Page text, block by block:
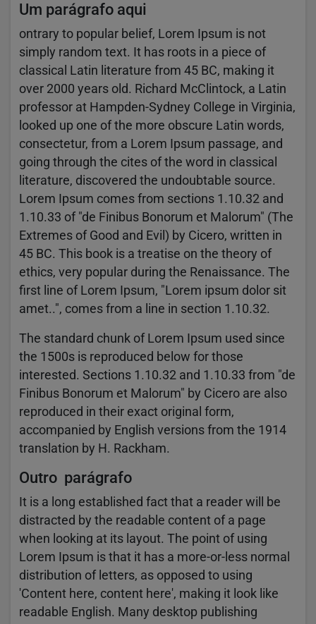
Um parágrafo aqui
ontrary to popular belief, Lorem Ipsum is not
simply random text. It has roots in a piece of
classical Latin literature from 45 BC, making it
over 2000 years old. Richard McClintock, a Latin
professor at Hampden-Sydney College in Virginia,
looked up one of the more obscure Latin words,
consectetur, from a Lorem Ipsum passage, and
going through the cites of the word in classical
literature, discovered the undoubtable source.
Lorem Ipsum comes from sections 1.10.32 and
1.10.33 of "de Finibus Bonorum et Malorum" (The
Extremes of Good and Evil) by Cicero, written in
45 BC. This book is a treatise on the theory of
ethics, very popular during the Renaissance. The
first line of Lorem Ipsum, "Lorem ipsum dolor sit
amet..", comes from a line in section 1.10.32.
The standard chunk of Lorem Ipsum used since
the 1500s is reproduced below for those
interested. Sections 1.10.32 and 1.10.33 from "de
Finibus Bonorum et Malorum" by Cicero are also
reproduced in their exact original form,
accompanied by English versions from the 1914
translation by H. Rackham.
Outro parágrafo
It is a long established fact that a reader will be
distracted by the readable content of a page
when looking at its layout. The point of using
Lorem Ipsum is that it has a more-or-less normal
distribution of letters, as opposed to using
'Content here, content here', making it look like
readable English. Many desktop publishing